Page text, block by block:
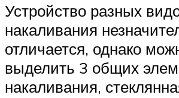
Устройство разных
накаливания
отличается, однако
выделить 3 общих
накаливания,